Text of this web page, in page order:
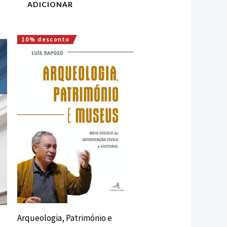
ADICIONAR
10% desconto
Arqueologia, Património e
O
preço
era:
25,00 €.
O
preço
22,50 €.